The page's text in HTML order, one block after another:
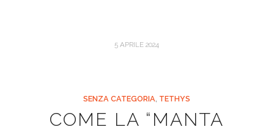
5 APRILE 2024
SENZA CATEGORIA, TETHYS
COME LA “MANTA